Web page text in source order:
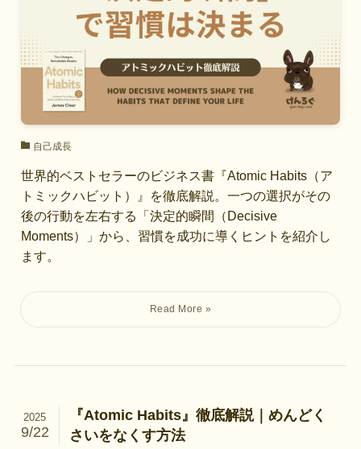
自己成長
世界的ベストセラーのビジネス書『Atomic Habits（ア
トミックハビット）』を徹底解説。一つの選択がその
後の行動を左右する「決定的瞬間（Decisive
Moments）」から、習慣を成功に導くヒントを紹介し
ます。
『Atomic Habits』徹底解説｜めんどく
さいをなくす方法
2025
9/22